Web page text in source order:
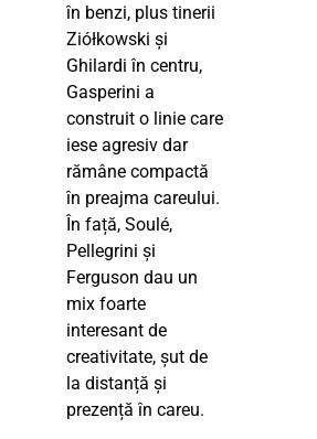
în benzi, plus tinerii
Ziółkowski și
Ghilardi în centru,
Gasperini a
construit o linie care
iese agresiv dar
rămâne compactă
în preajma careului.
În față, Soulé,
Pellegrini și
Ferguson dau un
mix foarte
interesant de
creativitate, șut de
la distanță și
prezență în careu.